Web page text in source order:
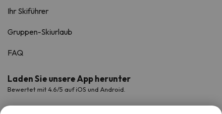
Ihr Skiführer
Gruppen-Skiurlaub
FAQ
Laden Sie unsere App herunter
Bewertet mit 4.6/5 auf iOS und Android.